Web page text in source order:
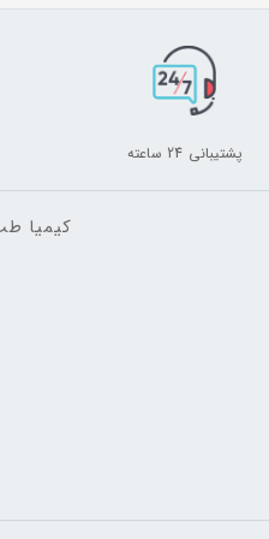
موجود در ایران می باشد.
پشتیبانی 24 ساعته
کیمیا